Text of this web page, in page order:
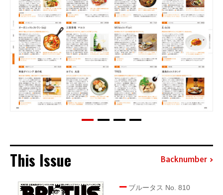
This Issue Backnumber
ブルータス No. 810